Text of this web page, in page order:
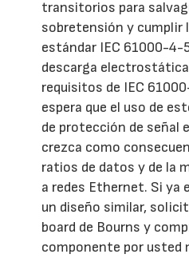
transitorios para
sobretensión y cumplir
estándar IEC 61000-4-
descarga
requisitos de IEC
espera que el uso de
de protección de señal
crezca como
ratios de datos y de la
a redes Ethernet. Si ya
un diseño similar,
board de Bourns y
componente por usted